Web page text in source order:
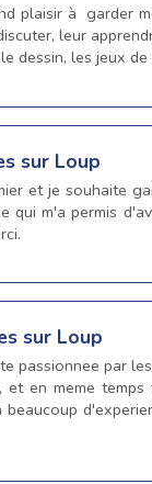
plaisir à garder
leur
dessin, les jeux de
sur Loup
et je souhaite
qui m'a permis
sur Loup
passionnee par
en meme